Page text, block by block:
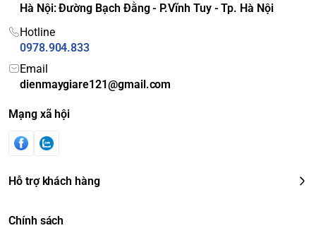
Hà Nội: Đường Bạch Đằng - P.Vĩnh Tuy - Tp. Hà Nội
Hotline
0978.904.833
Email
dienmaygiare121@gmail.com
Mạng xã hội
Hỗ trợ khách hàng
Chính sách